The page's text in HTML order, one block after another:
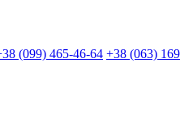
(099) 465-46-64 +38 (063)